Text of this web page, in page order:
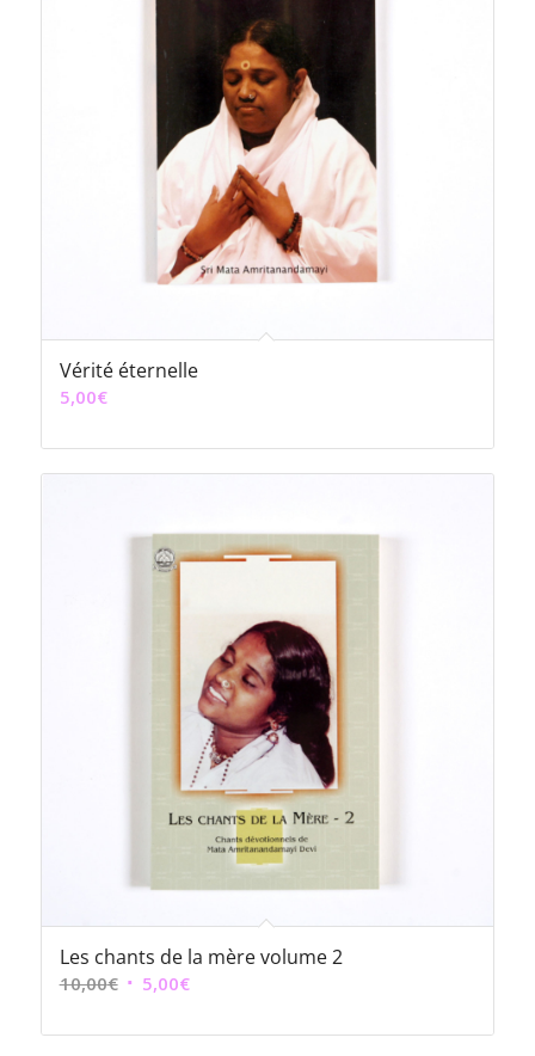
Vérité éternelle
5,00€
Les chants de la mère volume 2
10,00€ Le
initial
5,00€Le
actuel